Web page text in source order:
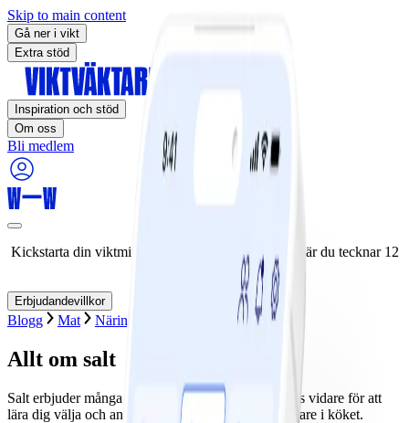
Skip to main content
Gå ner i vikt
Extra stöd
Inspiration och stöd
Om oss
Bli medlem
Kickstarta din viktminskningsresa nu! Spara 50% när du tecknar 12
månaders medlemskap.
Erbjudandevillkor
Blogg Mat Näringslära Fakta om mat
Allt om salt
Salt erbjuder många olika smaker åt olika rätter. Läs vidare för att
lära dig välja och använda denna ständiga följeslagare i köket.